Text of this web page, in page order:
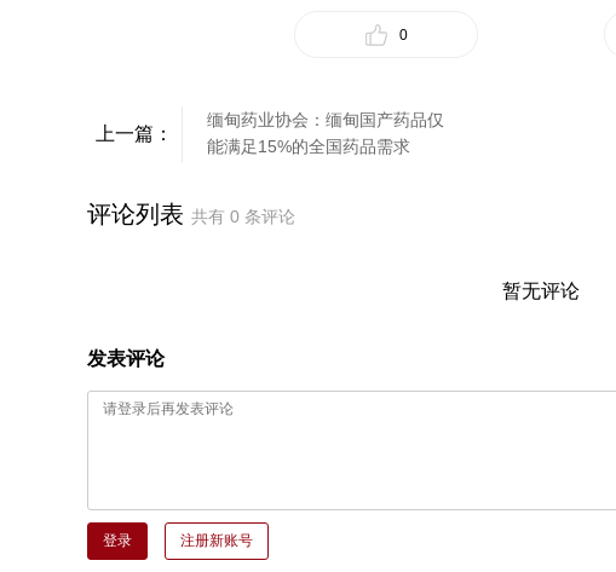
0
上一篇：
缅甸药业协会：缅甸国产药品仅
能满足15%的全国药品需求
评论列表 共有 0 条评论
暂无评论
发表评论
登录 注册新账号